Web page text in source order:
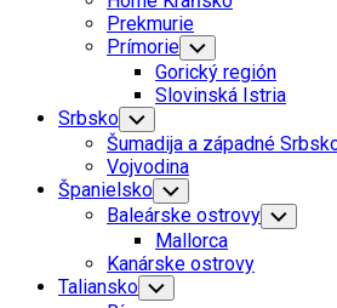
Prekmurie
Prímorie Toggle
Child
Menu
Gorický región
Slovinská Istria
Srbsko Toggle
Child
Menu
Šumadija a západné
Vojvodina
Španielsko Toggle
Child
Menu
Baleárske ostrovy Toggle
Child
Mallorca
Kanárske ostrovy
Taliansko Toggle